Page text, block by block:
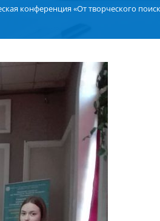
конференция «От творческого